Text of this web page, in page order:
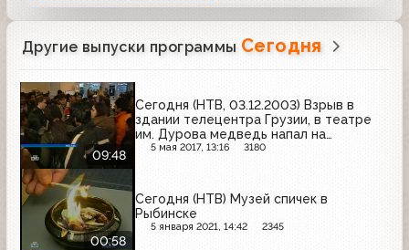
Другие выпуски программы Сегодня
09:48
Сегодня (НТВ, 03.12.2003) Взрыв в
здании телецентра Грузии, в театре
им. Дурова медведь напал на
сотрудника, всемирный день инвалида
5 мая 2017, 13:16 3180
00:58
Сегодня (НТВ) Музей спичек в
Рыбинске
5 января 2021, 14:42 2345